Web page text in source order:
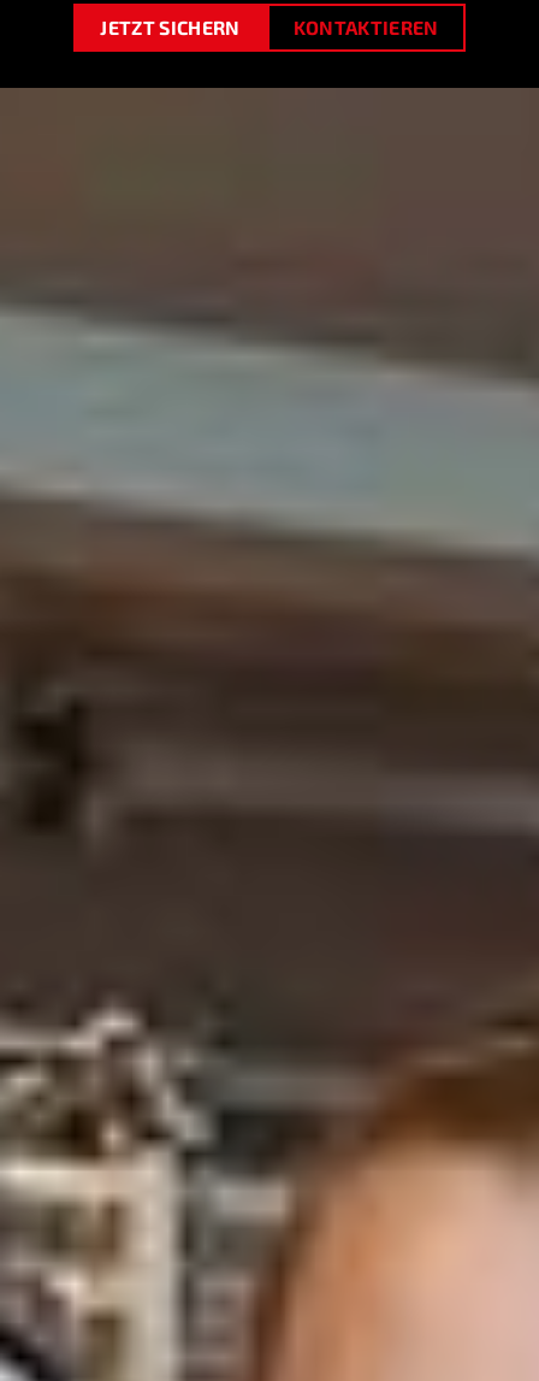
JETZT SICHERN KONTAKTIEREN